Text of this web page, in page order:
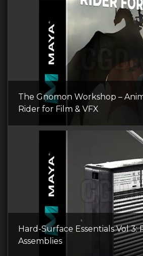
The Gnomon Workshop –
Rider for Film & VFX
Hard-Surface Essentials Vol 3:
Assemblies